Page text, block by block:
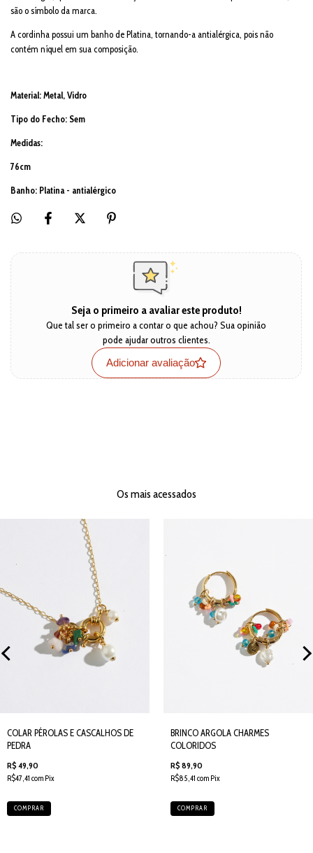
são o símbolo da marca.
A cordinha possui um banho de Platina, tornando-a antialérgica, pois não
contém níquel em sua composição.
Material: Metal, Vidro
Tipo do Fecho: Sem
Medidas:
76cm
Banho: Platina - antialérgico
Seja o primeiro a avaliar este produto!
Que tal ser o primeiro a contar o que achou? Sua opinião
pode ajudar outros clientes.
Adicionar avaliação
Os mais acessados
COLAR PÉROLAS E CASCALHOS DE
PEDRA
R$ 49,90
R$47,41 com Pix
COMPRAR
BRINCO ARGOLA CHARMES
COLORIDOS
R$ 89,90
R$85,41 com Pix
COMPRAR